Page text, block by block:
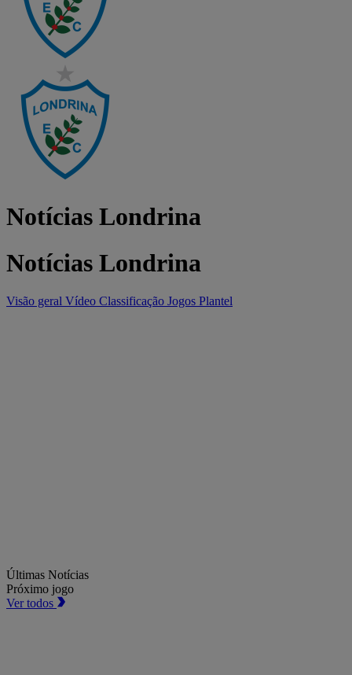
Notícias Londrina
Notícias Londrina
Visão geral Vídeo Classificação Jogos Plantel
Últimas Notícias
Próximo jogo
Ver todos